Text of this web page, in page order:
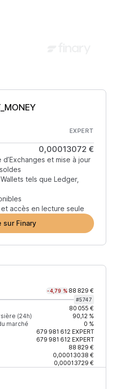
EXPERT
0,00013072 €
et mise à jour
tels que Ledger,
accès en lecture seule
sur Finary
-4,79 % 88 829 €
#5747
80 055 €
(24h)
90,12 %
marché
0 %
679 981 612EXPERT
679 981 612EXPERT
88 829 €
0,00013038 €
0,00013729 €